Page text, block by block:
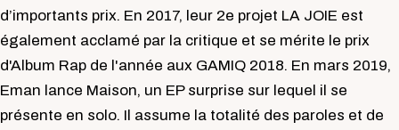
d’importants prix. En 2017, leur 2e projet LA JOIE est
également acclamé par la critique et se mérite le prix
d'Album Rap de l'année aux GAMIQ 2018. En mars 2019,
Eman lance Maison, un EP surprise sur lequel il se
présente en solo. Il assume la totalité des paroles et de